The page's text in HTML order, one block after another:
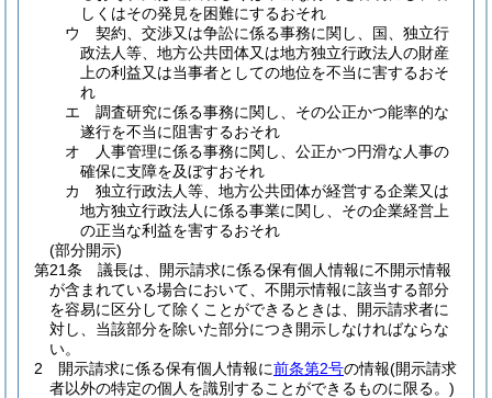
しくはその発見を困難にするおそれ
ウ
契約、交渉又は争訟に係る事務に関し、国、独立行
政法人等、地方公共団体又は地方独立行政法人の財産
上の利益又は当事者としての地位を不当に害するおそ
れ
エ
調査研究に係る事務に関し、その公正かつ能率的な
遂行を不当に阻害するおそれ
オ
人事管理に係る事務に関し、公正かつ円滑な人事の
確保に支障を及ぼすおそれ
カ
独立行政法人等、地方公共団体が経営する企業又は
地方独立行政法人に係る事業に関し、その企業経営上
の正当な利益を害するおそれ
(部分開示)
第21条
議長は、開示請求に係る保有個人情報に不開示情報
が含まれている場合において、不開示情報に該当する部分
を容易に区分して除くことができるときは、開示請求者に
対し、当該部分を除いた部分につき開示しなければならな
い。
2
開示請求に係る保有個人情報に前条第2号の情報(開示請求
者以外の特定の個人を識別することができるものに限る。)